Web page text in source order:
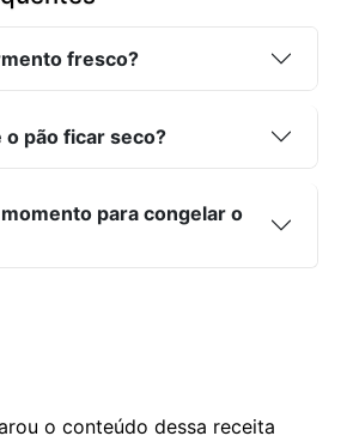
fresco?
o pão ficar seco?
para congelar o
o conteúdo dessa receita